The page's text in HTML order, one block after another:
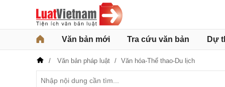
Văn bản mới Tra cứu văn bản Dự
Văn bản pháp luật Văn hóa-Thể thao-Du lịch